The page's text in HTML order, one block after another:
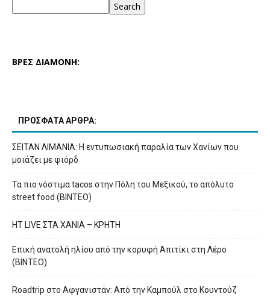
Search
ΒΡΕΣ ΔΙΑΜΟΝΗ:
ΠΡΟΣΦΑΤΑ ΑΡΘΡΑ:
ΣΕΙΤΑΝ ΛΙΜΑΝΙΑ: Η εντυπωσιακή παραλία των Χανίων που
μοιάζει με φιόρδ
Τα πιο νόστιμα tacos στην Πόλη του Μεξικού, το απόλυτο
street food (ΒΙΝΤΕΟ)
HT LIVE ΣΤΑ ΧΑΝΙΑ – ΚΡΗΤΗ
Επική ανατολή ηλίου από την κορυφή Απιτίκι στη Λέρο
(ΒΙΝΤΕΟ)
Roadtrip στο Αφγανιστάν: Από την Καμπούλ στο Κουντούζ